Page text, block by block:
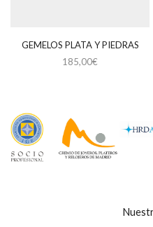
GEMELOS PLATA Y PIEDRAS
185,00€